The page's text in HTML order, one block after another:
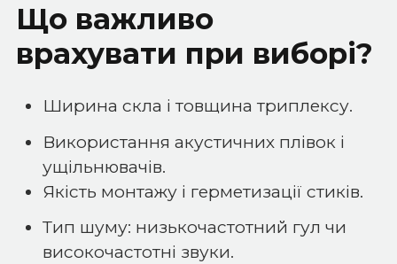
Що важливо
врахувати при виборі?
Ширина скла і товщина триплексу.
Використання акустичних плівок і
ущільнювачів.
Якість монтажу і герметизації стиків.
Тип шуму: низькочастотний гул чи
високочастотні звуки.